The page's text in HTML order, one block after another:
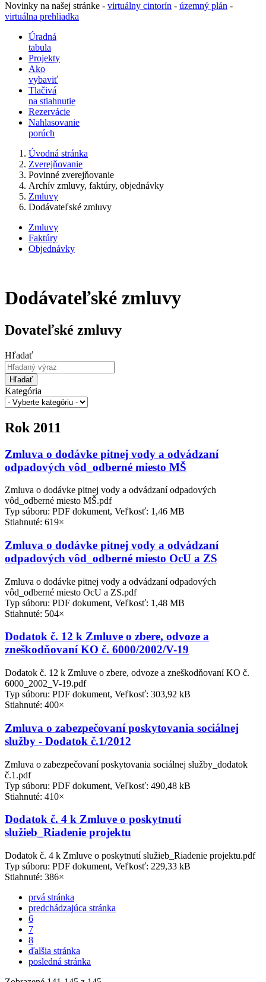
Novinky na našej stránke - virtuálny cintorín - územný plán -
virtuálna prehliadka
Úradná
tabula
Projekty
Ako
vybaviť
Tlačivá
na stiahnutie
Rezervácie
Nahlasovanie
porúch
Úvodná stránka
Zverejňovanie
Povinné zverejňovanie
Archív zmluvy, faktúry, objednávky
Zmluvy
Dodávateľské zmluvy
Zmluvy
Faktúry
Objednávky
Dodávateľské zmluvy
Dovateľské zmluvy
Hľadať
Hľadať
Kategória
Rok 2011
Zmluva o dodávke pitnej vody a odvádzaní
odpadových vôd_odberné miesto MŠ
Zmluva o dodávke pitnej vody a odvádzaní odpadových
vôd_odberné miesto MŠ.pdf
Typ súboru: PDF dokument, Veľkosť: 1,46 MB
Stiahnuté: 619×
Zmluva o dodávke pitnej vody a odvádzaní
odpadových vôd_odberné miesto OcU a ZS
Zmluva o dodávke pitnej vody a odvádzaní odpadových
vôd_odberné miesto OcU a ZS.pdf
Typ súboru: PDF dokument, Veľkosť: 1,48 MB
Stiahnuté: 504×
Dodatok č. 12 k Zmluve o zbere, odvoze a
zneškodňovaní KO č. 6000/2002/V-19
Dodatok č. 12 k Zmluve o zbere, odvoze a zneškodňovaní KO č.
6000_2002_V-19.pdf
Typ súboru: PDF dokument, Veľkosť: 303,92 kB
Stiahnuté: 400×
Zmluva o zabezpečovaní poskytovania sociálnej
služby - Dodatok č.1/2012
Zmluva o zabezpečovaní poskytovania sociálnej služby_dodatok
č.1.pdf
Typ súboru: PDF dokument, Veľkosť: 490,48 kB
Stiahnuté: 410×
Dodatok č. 4 k Zmluve o poskytnutí
služieb_Riadenie projektu
Dodatok č. 4 k Zmluve o poskytnutí služieb_Riadenie projektu.pdf
Typ súboru: PDF dokument, Veľkosť: 229,33 kB
Stiahnuté: 386×
prvá stránka
predchádzajúca stránka
6
7
8
ďalšia stránka
posledná stránka